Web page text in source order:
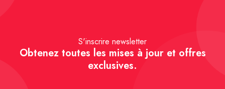
S'inscrire newsletter
Obtenez toutes les mises à jour et offres
exclusives.